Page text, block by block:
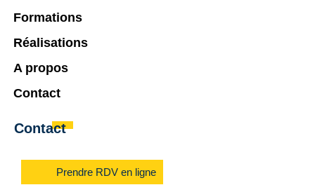
Contact
Prendre RDV en ligne
Formations
Réalisations
A propos
Contact